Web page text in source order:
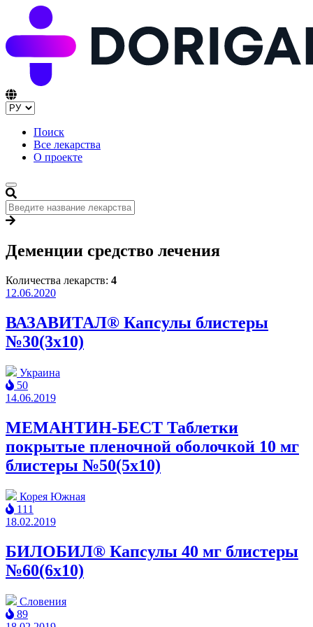
Поиск
Все лекарства
О проекте
Деменции средство лечения
Количества лекарств: 4
12.06.2020
ВАЗАВИТАЛ® Капсулы блистеры
№30(3x10)
Украина
50
14.06.2019
МЕМАНТИН-БЕСТ Таблетки
покрытые пленочной оболочкой 10 мг
блистеры №50(5x10)
Корея Южная
111
18.02.2019
БИЛОБИЛ® Капсулы 40 мг блистеры
№60(6x10)
Словения
89